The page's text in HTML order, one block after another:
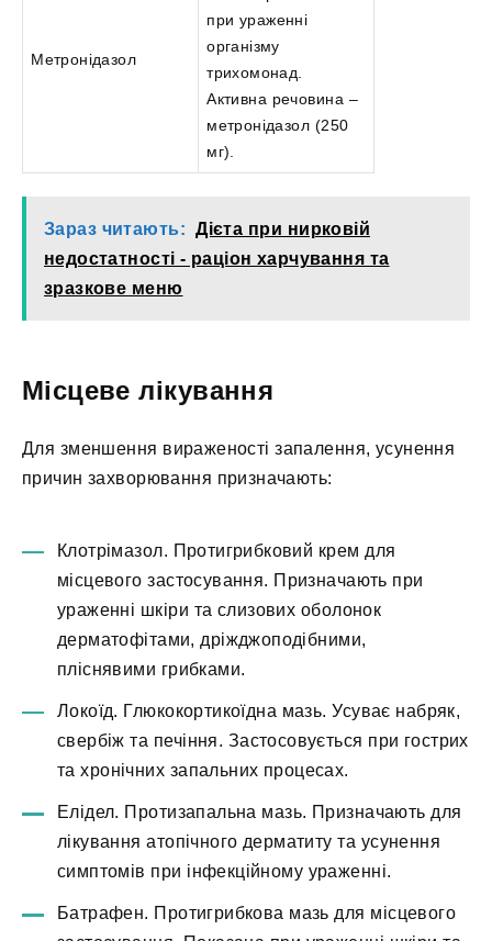
Метронідазол
при ураженні
організму
трихомонад.
Активна речовина –
метронідазол (250
мг).
Зараз читають: Дієта при нирковій
недостатності - раціон харчування та
зразкове меню
Місцеве лікування
Для зменшення вираженості запалення, усунення
причин захворювання призначають:
Клотрімазол. Протигрибковий крем для
місцевого застосування. Призначають при
ураженні шкіри та слизових оболонок
дерматофітами, дріжджоподібними,
пліснявими грибками.
Локоїд. Глюкокортикоїдна мазь. Усуває набряк,
свербіж та печіння. Застосовується при гострих
та хронічних запальних процесах.
Елідел. Протизапальна мазь. Призначають для
лікування атопічного дерматиту та усунення
симптомів при інфекційному ураженні.
Батрафен. Протигрибкова мазь для місцевого